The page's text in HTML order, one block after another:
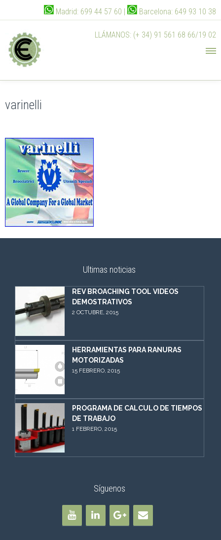
Madrid: 699 44 57 60 | Barcelona: 649 93 10 38
LLÁMANOS: (+ 34) 91 561 68 66/19 02
varinelli
Ultimas noticias
REV BROACHING TOOL VIDEOS
DEMOSTRATIVOS
2 OCTUBRE, 2015
HERRAMIENTAS PARA RANURAS
MOTORIZADAS
15 FEBRERO, 2015
PROGRAMA DE CALCULO DE TIEMPOS
DE TRABAJO
1 FEBRERO, 2015
Síguenos